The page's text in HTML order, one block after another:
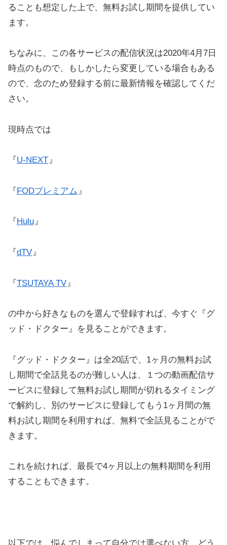
ることも想定した上で、無料お試し期間を提供してい
ます。
ちなみに、この各サービスの配信状況は2020年4月7日
時点のもので、もしかしたら変更している場合もある
ので、念のため登録する前に最新情報を確認してくだ
さい。
現時点では
『 U-NEXT』
『FODプレミアム 』
『 Hulu』
『dTV』
『TSUTAYA TV 』
の中から好きなものを選んで登録すれば、今すぐ『グ
ッド・ドクター』を見ることができます。
『グッド・ドクター』は全20話で、1ヶ月の無料お試
し期間で全話見るのが難しい人は、１つの動画配信サ
ービスに登録して無料お試し期間が切れるタイミング
で解約し、別のサービスに登録してもう1ヶ月間の無
料お試し期間を利用すれば、無料で全話見ることがで
きます。
これを続ければ、最長で4ヶ月以上の無料期間を利用
することもできます。
以下では、悩んでしまって自分では選べない方、どう